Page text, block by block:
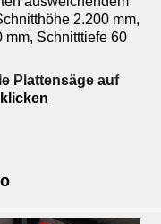
2.200 mm,
mm, Schnitttiefe 60
Plattensäge auf